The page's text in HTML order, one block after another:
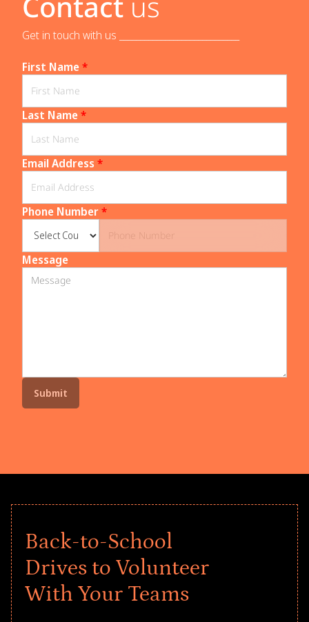
Get in touch with us _____________________________
First Name*
Last Name*
Email Address *
Phone Number*
Message
Back-to-School
Drives to Volunteer
With Your Teams